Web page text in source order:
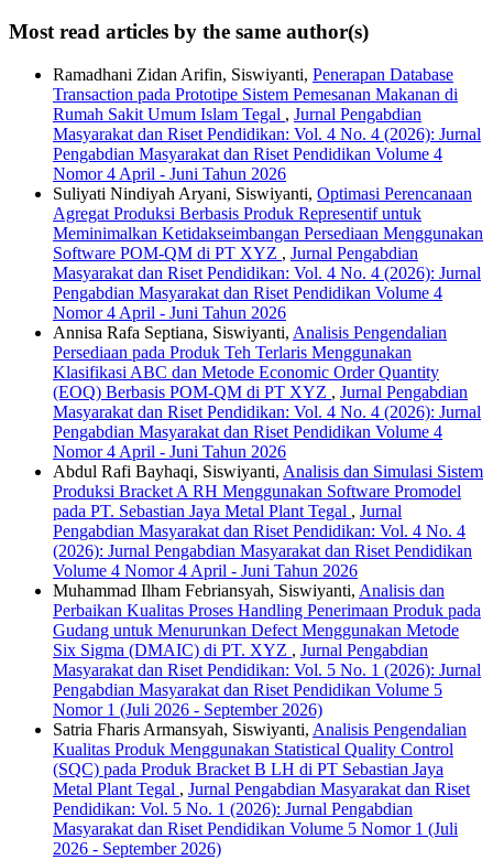
Most read articles by the same author(s)
Ramadhani Zidan Arifin, Siswiyanti, Penerapan Database
Transaction pada Prototipe Sistem Pemesanan Makanan di
Rumah Sakit Umum Islam Tegal , Jurnal Pengabdian
Masyarakat dan Riset Pendidikan: Vol. 4 No. 4 (2026): Jurnal
Pengabdian Masyarakat dan Riset Pendidikan Volume 4
Nomor 4 April - Juni Tahun 2026
Suliyati Nindiyah Aryani, Siswiyanti, Optimasi Perencanaan
Agregat Produksi Berbasis Produk Representif untuk
Meminimalkan Ketidakseimbangan Persediaan Menggunakan
Software POM-QM di PT XYZ , Jurnal Pengabdian
Masyarakat dan Riset Pendidikan: Vol. 4 No. 4 (2026): Jurnal
Pengabdian Masyarakat dan Riset Pendidikan Volume 4
Nomor 4 April - Juni Tahun 2026
Annisa Rafa Septiana, Siswiyanti, Analisis Pengendalian
Persediaan pada Produk Teh Terlaris Menggunakan
Klasifikasi ABC dan Metode Economic Order Quantity
(EOQ) Berbasis POM-QM di PT XYZ , Jurnal Pengabdian
Masyarakat dan Riset Pendidikan: Vol. 4 No. 4 (2026): Jurnal
Pengabdian Masyarakat dan Riset Pendidikan Volume 4
Nomor 4 April - Juni Tahun 2026
Abdul Rafi Bayhaqi, Siswiyanti, Analisis dan Simulasi Sistem
Produksi Bracket A RH Menggunakan Software Promodel
pada PT. Sebastian Jaya Metal Plant Tegal , Jurnal
Pengabdian Masyarakat dan Riset Pendidikan: Vol. 4 No. 4
(2026): Jurnal Pengabdian Masyarakat dan Riset Pendidikan
Volume 4 Nomor 4 April - Juni Tahun 2026
Muhammad Ilham Febriansyah, Siswiyanti, Analisis dan
Perbaikan Kualitas Proses Handling Penerimaan Produk pada
Gudang untuk Menurunkan Defect Menggunakan Metode
Six Sigma (DMAIC) di PT. XYZ , Jurnal Pengabdian
Masyarakat dan Riset Pendidikan: Vol. 5 No. 1 (2026): Jurnal
Pengabdian Masyarakat dan Riset Pendidikan Volume 5
Nomor 1 (Juli 2026 - September 2026)
Satria Fharis Armansyah, Siswiyanti, Analisis Pengendalian
Kualitas Produk Menggunakan Statistical Quality Control
(SQC) pada Produk Bracket B LH di PT Sebastian Jaya
Metal Plant Tegal , Jurnal Pengabdian Masyarakat dan Riset
Pendidikan: Vol. 5 No. 1 (2026): Jurnal Pengabdian
Masyarakat dan Riset Pendidikan Volume 5 Nomor 1 (Juli
2026 - September 2026)